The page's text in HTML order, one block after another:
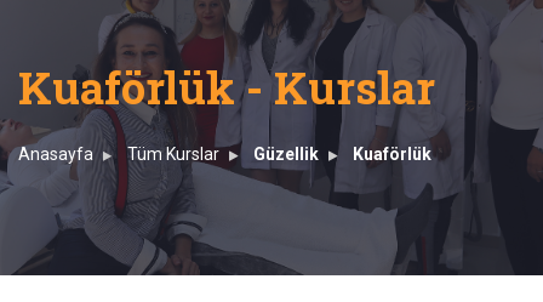
Kuaförlük - Kurslar
Anasayfa Tüm Kurslar Güzellik Kuaförlük